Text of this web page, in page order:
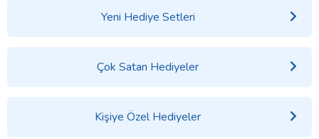
Yeni Hediye Setleri
Çok Satan Hediyeler
Kişiye Özel Hediyeler